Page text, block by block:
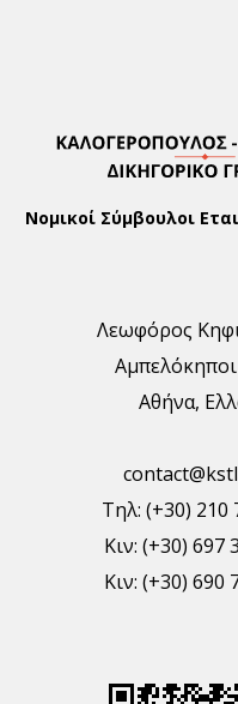
Νομικοί Σύμβουλοι
Λεωφόρος
Αθήνα,
Τηλ: (+30) 210
Κιν: (+30) 697
Κιν: (+30) 690